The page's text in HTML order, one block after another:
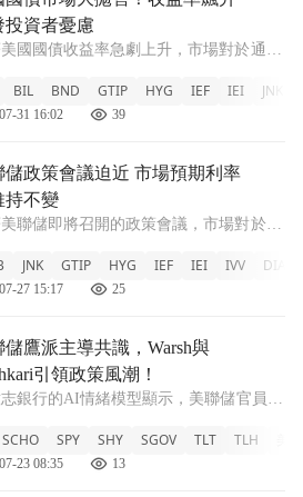
投資者憂慮
美國國債收益率急劇上升，市場對於通脹
向變得不明朗。 VCIT -0.29% VTIP
WIP -0.2% AGG -0.34% BIL
BIL BND GTIP HYG IEF IEI JNK
31 16:02 39
市場預期利率將維持不變文章頁
儲政策會議迫近 市場預期利率
持不變
美聯儲即將召開的政策會議，市場對於利
不變。 LQD +0.24% LQDI 0% MBB
MUB +0.31% JNK +0.15%
JNK GTIP HYG IEF IEI IVV DIA
27 15:17 25
，Warsh與Kashkari引領政策風潮
儲鷹派主導共識，Warsh與
引領政策風潮！
銀行的AI情緒模型顯示，美聯儲官員對
會議上維持利率不變，但未來可能再度
#GSPC -0.14% IEI -0.16% BIL +0.02%
SCHO SPY SHY SGOV TLT TLH
23 08:35 13